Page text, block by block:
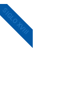
SIGLO XVIII